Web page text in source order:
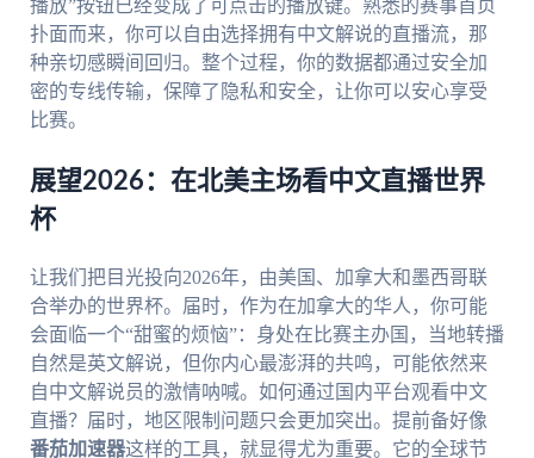
播放”按钮已经变成了可点击的播放键。熟悉的赛事首页
扑面而来，你可以自由选择拥有中文解说的直播流，那
种亲切感瞬间回归。整个过程，你的数据都通过安全加
密的专线传输，保障了隐私和安全，让你可以安心享受
比赛。
展望2026：在北美主场看中文直播世界
杯
让我们把目光投向2026年，由美国、加拿大和墨西哥联
合举办的世界杯。届时，作为在加拿大的华人，你可能
会面临一个“甜蜜的烦恼”：身处在比赛主办国，当地转播
自然是英文解说，但你内心最澎湃的共鸣，可能依然来
自中文解说员的激情呐喊。如何通过国内平台观看中文
直播？届时，地区限制问题只会更加突出。提前备好像
番茄加速器这样的工具，就显得尤为重要。它的全球节